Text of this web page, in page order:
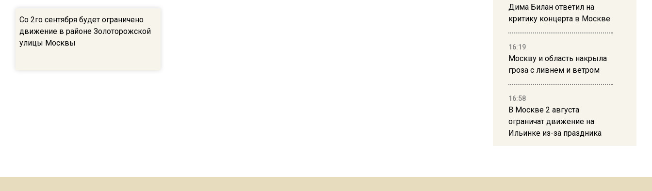
Со 2го сентября будет ограничено
движение в районе Золоторожской
улицы Москвы
Дима Билан ответил на
критику концерта в Москве
16:19
Москву и область накрыла
гроза с ливнем и ветром
16:58
В Москве 2 августа
ограничат движение на
Ильинке из-за праздника